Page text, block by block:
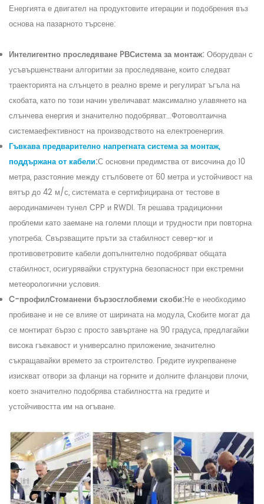
Енергията е двигател на продуктовите итерации и подобрения въз
основа на пазарното търсене:
Интелигентно проследяване PВСистема за монтаж: Оборудван с
усъвършенствани алгоритми за проследяване, които следват
траекторията на слънцето в реално време и регулират ъгъла на
скобата, като по този начин увеличават максимално улавянето на
слънчева енергия и значително подобряват...Фотоволтаична
системаефективност на производството на електроенергия.
Гъвкава предварително напрегната система за монтаж,
поддържана от кабели:С основни предимства от височина до 10
метра, разстояние между стълбовете от 60 метра и устойчивост на
вятър до 42 м/с, системата е сертифицирана от тестове в
аеродинамичен тунел CPP и RWDI. Тя решава традиционни
проблеми като заемане на големи площи и трудности при повторна
употреба. Свързващите пръти за стабилност север-юг и
противоветровите кабели допълнително подобряват общата
стабилност, осигурявайки структурна безопасност при екстремни
метеорологични условия.
C-профилСтоманени бързосглобяеми скоби:Не е необходимо
пробиване и не се влияе от ширината на модула,Скобите могат да
се монтират бързо с просто завъртане на 90 градуса, предлагайки
висока гъвкавост и универсално приложение, значително
съкращавайки времето за строителство. Гредите иукрепванене
изискват отвори за фланци на горните и долните фланцови плочи,
което значително подобрява стабилността на гредите и
устойчивостта им на огъване.